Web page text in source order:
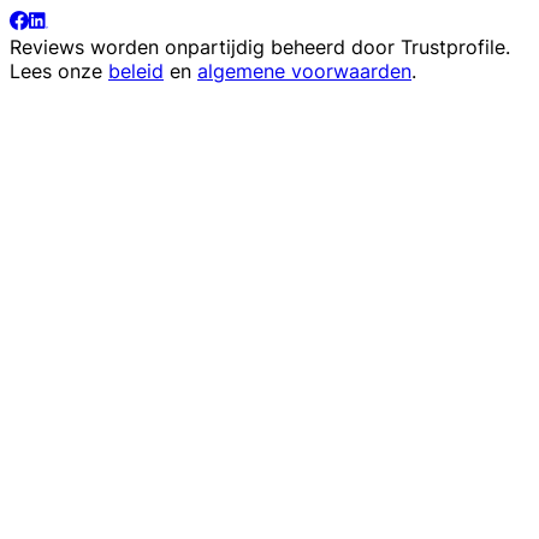
Reviews worden onpartijdig beheerd door Trustprofile.
Lees onze beleid en algemene voorwaarden.